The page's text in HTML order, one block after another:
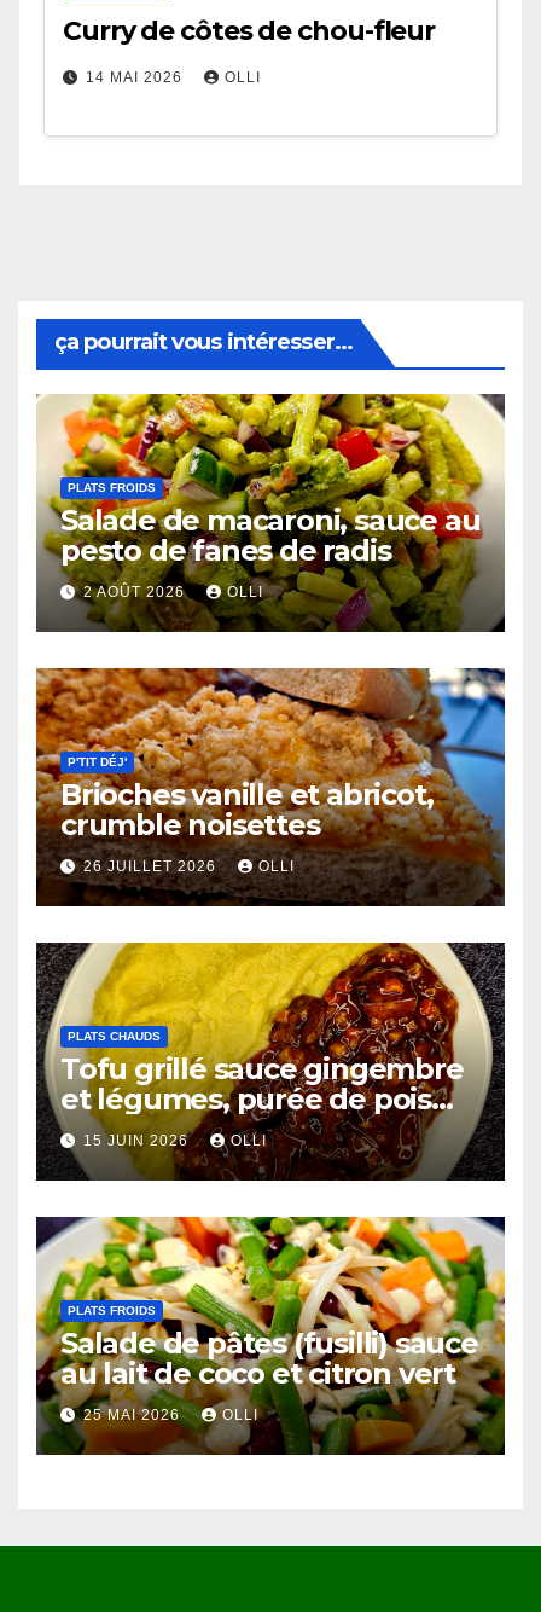
Curry de côtes de chou-fleur
14 MAI 2026 OLLI
ça pourrait vous intéresser...
PLATS FROIDS
Salade de macaroni, sauce au
pesto de fanes de radis
2 AOÛT 2026 OLLI
P'TIT DÉJ'
Brioches vanille et abricot,
crumble noisettes
26 JUILLET 2026 OLLI
PLATS CHAUDS
Tofu grillé sauce gingembre
et légumes, purée de pois
chiches et côtes de chou-
fleur au miso
15 JUIN 2026 OLLI
PLATS FROIDS
Salade de pâtes (fusilli) sauce
au lait de coco et citron vert
25 MAI 2026 OLLI